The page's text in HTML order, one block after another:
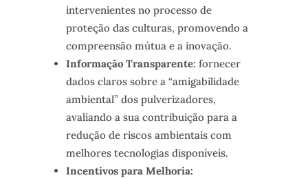
intervenientes no processo de
proteção das culturas, promovendo a
compreensão mútua e a inovação.
Informação Transparente: fornecer
dados claros sobre a “amigabilidade
ambiental” dos pulverizadores,
avaliando a sua contribuição para a
redução de riscos ambientais com
melhores tecnologias disponíveis.
Incentivos para Melhoria: